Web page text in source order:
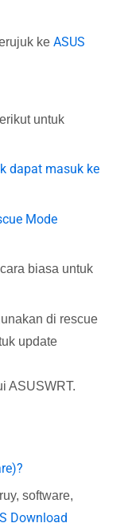
ke ASUS
untuk
dapat masuk ke
Mode
biasa untuk
di rescue
update
ASUSWRT.
software,
Download